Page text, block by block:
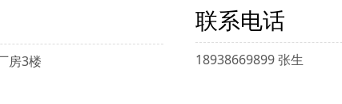
房3楼
联系电话
18938669899 张生